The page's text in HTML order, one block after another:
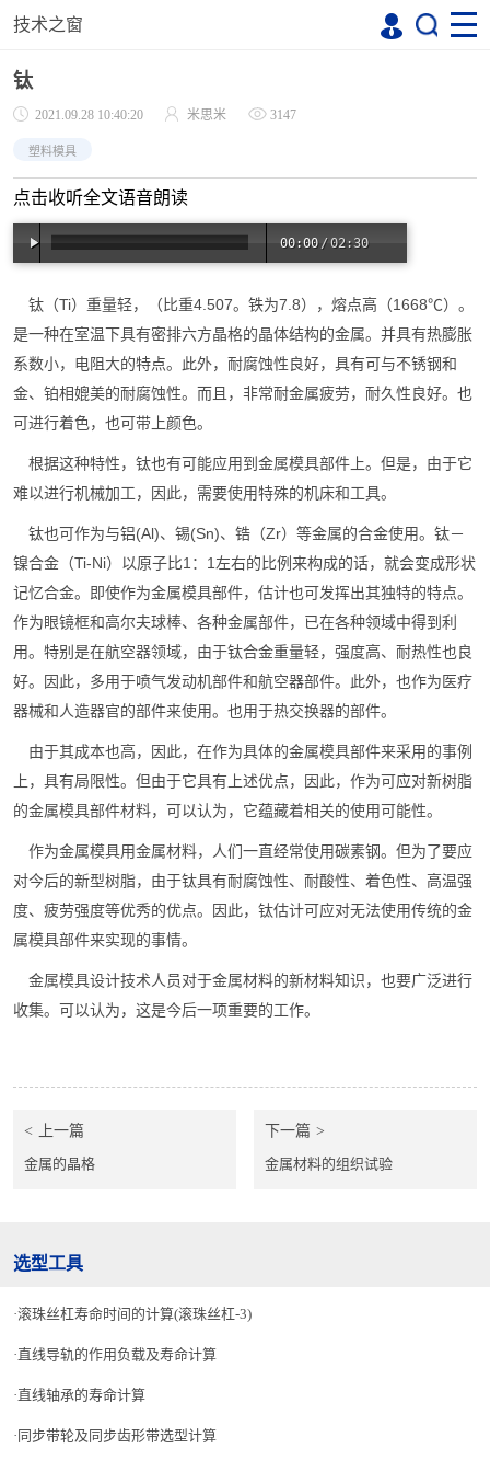
技术之窗
钛
2021.09.28 10:40:20 米思米 3147
塑料模具
点击收听全文语音朗读
00:00 /02:30
钛（Ti）重量轻，（比重4.507。铁为7.8），熔点高（1668℃）。
是一种在室温下具有密排六方晶格的晶体结构的金属。并具有热膨胀
系数小，电阻大的特点。此外，耐腐蚀性良好，具有可与不锈钢和
金、铂相媲美的耐腐蚀性。而且，非常耐金属疲劳，耐久性良好。也
可进行着色，也可带上颜色。
根据这种特性，钛也有可能应用到金属模具部件上。但是，由于它
难以进行机械加工，因此，需要使用特殊的机床和工具。
钛也可作为与铝(Al)、锡(Sn)、锆（Zr）等金属的合金使用。钛－
镍合金（Ti-Ni）以原子比1：1左右的比例来构成的话，就会变成形状
记忆合金。即使作为金属模具部件，估计也可发挥出其独特的特点。
作为眼镜框和高尔夫球棒、各种金属部件，已在各种领域中得到利
用。特别是在航空器领域，由于钛合金重量轻，强度高、耐热性也良
好。因此，多用于喷气发动机部件和航空器部件。此外，也作为医疗
器械和人造器官的部件来使用。也用于热交换器的部件。
由于其成本也高，因此，在作为具体的金属模具部件来采用的事例
上，具有局限性。但由于它具有上述优点，因此，作为可应对新树脂
的金属模具部件材料，可以认为，它蕴藏着相关的使用可能性。
作为金属模具用金属材料，人们一直经常使用碳素钢。但为了要应
对今后的新型树脂，由于钛具有耐腐蚀性、耐酸性、着色性、高温强
度、疲劳强度等优秀的优点。因此，钛估计可应对无法使用传统的金
属模具部件来实现的事情。
金属模具设计技术人员对于金属材料的新材料知识，也要广泛进行
收集。可以认为，这是今后一项重要的工作。
上一篇
金属的晶格
下一篇
金属材料的组织试验
选型工具
滚珠丝杠寿命时间的计算(滚珠丝杠-3)
直线导轨的作用负载及寿命计算
直线轴承的寿命计算
同步带轮及同步齿形带选型计算